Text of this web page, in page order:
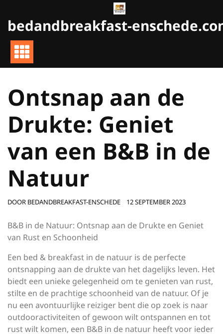
de
inhoud
gaan
bedandbreakfast-
Ontsnap aan de
Drukte: Geniet
van een B&B in de
Natuur
DOOR BEDANDBREAKFAST-ENSCHEDE 12 SEPTEMBER 2023
B&B in de Natuur: Ontsnap aan de Drukte en Geniet
van Rust en Schoonheid
Een bed & breakfast in de natuur is de perfecte
ontsnapping aan de drukte van het dagelijks leven. Het
biedt een unieke gelegenheid om te genieten van rust,
stilte en de prachtige schoonheid van de natuur. Of je
nu een avontuurlijke reiziger bent die op zoek is naar
outdooractiviteiten of gewoon wilt ontspannen en tot
rust wilt komen, een B&B in de natuur heeft voor ieder